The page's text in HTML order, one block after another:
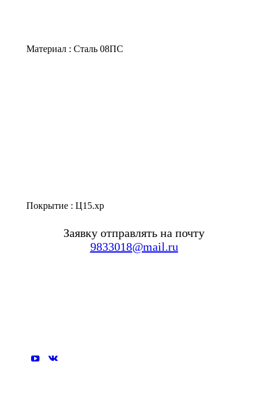
Материал : Сталь 08ПС
Покрытие : Ц15.хр
Заявку отправлять на почту
9833018@mail.ru